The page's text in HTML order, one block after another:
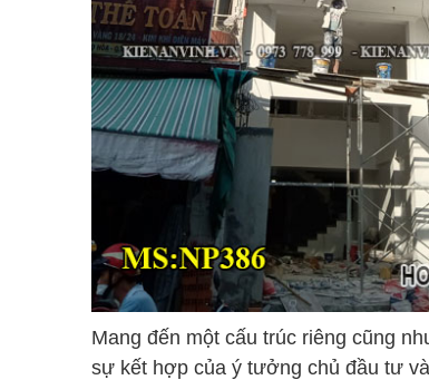
Mang đến một cấu trúc riêng cũng
sự kết hợp của ý tưởng chủ đầu tư